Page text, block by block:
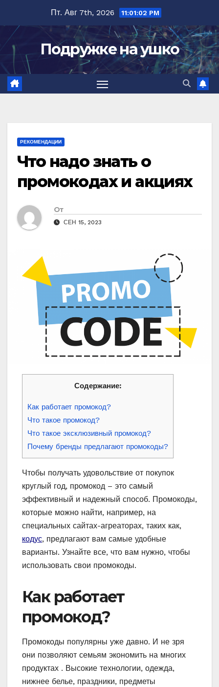
содержимому
Пт. Авг 7th, 2026 11:01:03 PM
Подружке на ушко
РЕКОМЕНДАЦИИ
Что надо знать о
промокодах и акциях
От
СЕН 15, 2023
Содержание:
Как работает промокод?
Что такое промокод?
Что такое эксклюзивный промокод?
Почему бренды предлагают промокоды?
Чтобы получать удовольствие от покупок
круглый год, промокод – это самый
эффективный и надежный способ. Промокоды,
которые можно найти, например, на
специальных сайтах-агреаторах, таких как,
кодус, предлагают вам самые удобные
варианты. Узнайте все, что вам нужно, чтобы
использовать свои промокоды.
Как работает
промокод?
Промокоды популярны уже давно. И не зря
они позволяют семьям экономить на многих
продуктах . Высокие технологии, одежда,
нижнее белье, праздники, предметы